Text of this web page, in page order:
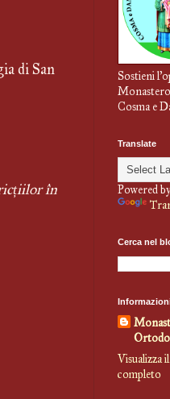
di San
în
Sostieni
Monastero
Cosma e
Translate
Powered
Cerca nel
Visualizza
completo